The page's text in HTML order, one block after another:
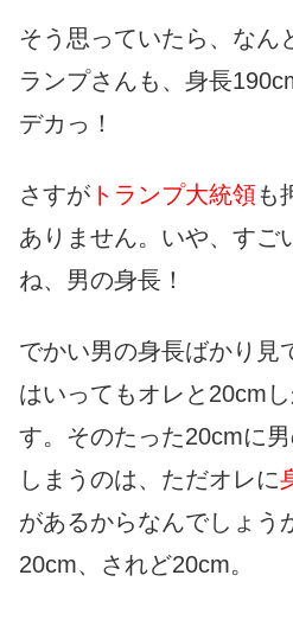
そう思っていたら、なん
ランプさんも、身長
デカっ！
さすが トランプ大統領も
ありません。いや、すご
ね、男の身長！
でかい男の身長ばかり見
はいってもオレと20cm
す。そのたった20cmに
しまうのは、ただオレに
があるからなんでしょ
20cm、されど20cm。